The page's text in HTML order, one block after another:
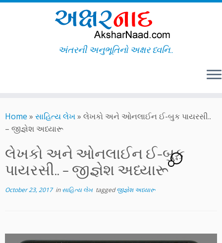
to
content
અંતરની અનુભૂતિનો અક્ષર ધ્વનિ..
Home » સાહિત્ય લેખ» લેખકો અને ઓનલાઈન ઈ-બુક પાયરસી..
– જીજ્ઞેશ અધ્યારૂ
લેખકો અને ઓનલાઈન ઈ-બુક
પાયરસી.. – જીજ્ઞેશ અધ્યારૂ
4
October 23, 2017inસાહિત્ય લેખ taggedજીજ્ઞેશ અધ્યારૂ